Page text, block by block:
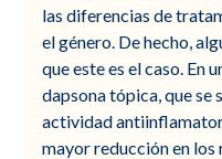
las diferencias de
el género. De hecho,
que este es el caso. En
dapsona tópica, que se
actividad
mayor reducción en los